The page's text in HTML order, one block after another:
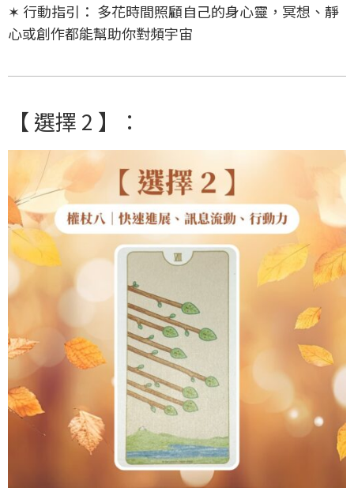
✶ 行動指引： 多花時間照顧自己的身心靈，冥想、靜
心或創作都能幫助你對頻宇宙
【 選擇 2 】：